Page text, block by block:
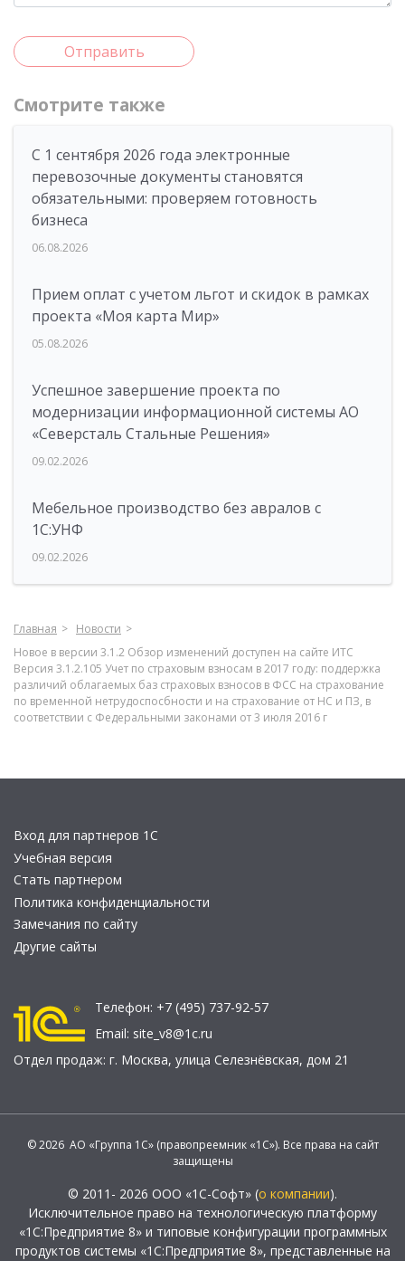
Отправить
Смотрите также
С 1 сентября 2026 года электронные
перевозочные документы становятся
обязательными: проверяем готовность
бизнеса
06.08.2026
Прием оплат с учетом льгот и скидок в рамках
проекта «Моя карта Мир»
05.08.2026
Успешное завершение проекта по
модернизации информационной системы АО
«Северсталь Стальные Решения»
09.02.2026
Мебельное производство без авралов с
1С:УНФ
09.02.2026
Главная
Новости
Новое в версии 3.1.2 Обзор изменений доступен на сайте ИТС
Версия 3.1.2.105 Учет по страховым взносам в 2017 году: поддержка
различий облагаемых баз страховых взносов в ФСС на страхование
по временной нетрудоспосбности и на страхование от НС и ПЗ, в
соответствии с Федеральными законами от 3 июля 2016 г
Вход для партнеров 1С
Учебная версия
Стать партнером
Политика конфиденциальности
Замечания по сайту
Другие сайты
Телефон: +7 (495) 737-92-57
Email: site_v8@1c.ru
Отдел продаж: г. Москва, улица Селезнёвская, дом 21
© 2026 АО «Группа 1С» (правопреемник «1С»). Все права на сайт
защищены
© 2011- 2026 ООО «1С-Софт» (о компании).
Исключительное право на технологическую платформу
«1С:Предприятие 8» и типовые конфигурации программных
продуктов системы «1С:Предприятие 8», представленные на